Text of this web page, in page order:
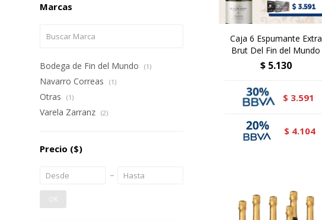
Caja 6 Espumante Extra
Brut Del Fin del Mundo
$ 5.130
$ 3.591
$ 4.104
Marcas
Bodega de Fin del Mundo (1)
Navarro Correas (1)
Otras (1)
Varela Zarranz (2)
Precio ($)
OK